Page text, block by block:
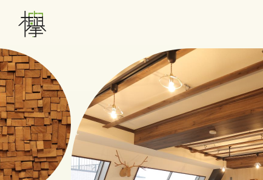
メインナビゲーション
WORKS
ABOUT US